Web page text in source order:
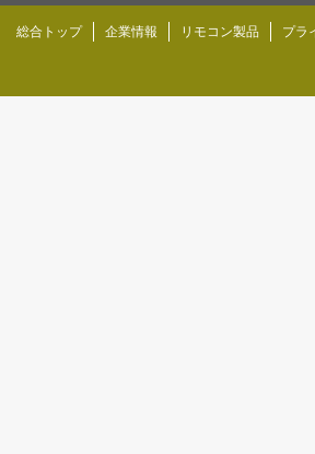
総合トップ 企業情報 リモコン製品 プラ